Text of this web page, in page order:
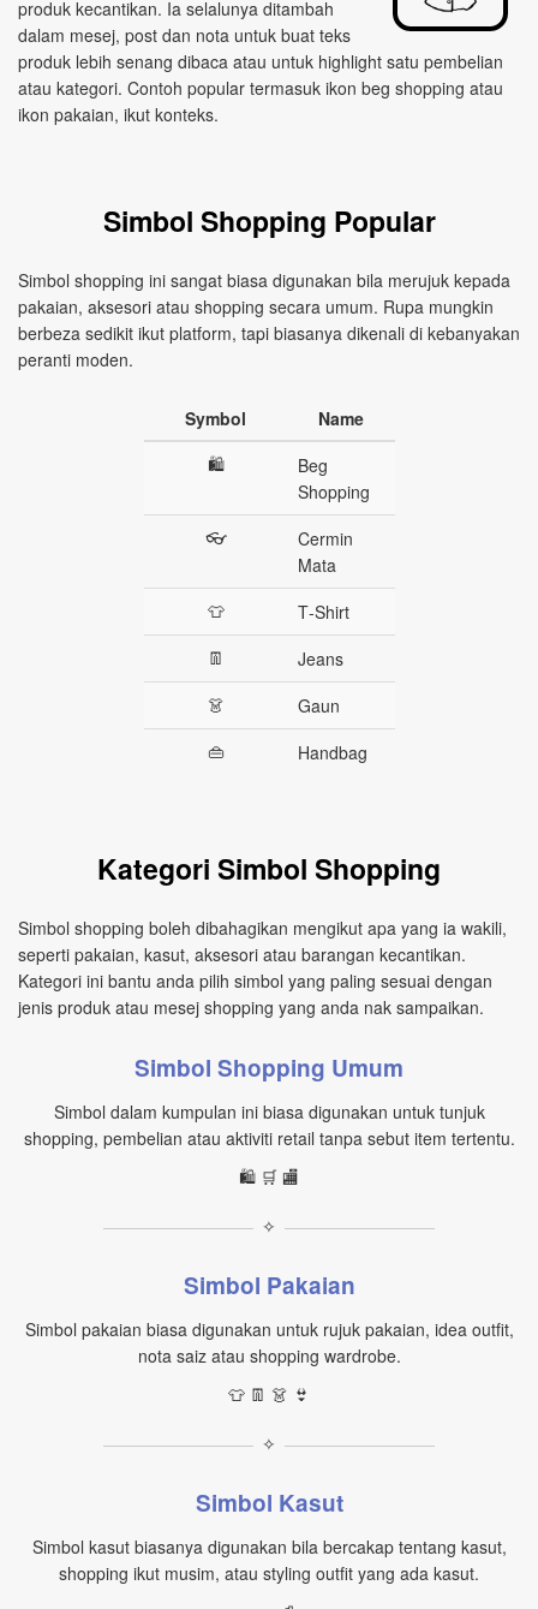
produk kecantikan. Ia selalunya ditambah
dalam mesej, post dan nota untuk buat teks
produk lebih senang dibaca atau untuk highlight satu pembelian
atau kategori. Contoh popular termasuk ikon beg shopping atau
ikon pakaian, ikut konteks.
Simbol Shopping Popular
Simbol shopping ini sangat biasa digunakan bila merujuk kepada
pakaian, aksesori atau shopping secara umum. Rupa mungkin
berbeza sedikit ikut platform, tapi biasanya dikenali di kebanyakan
peranti moden.
Symbol
Name
🛍️
Beg
Shopping
👓
Cermin
Mata
👕
T‑Shirt
👖
Jeans
👗
Gaun
👜
Handbag
Kategori Simbol Shopping
Simbol shopping boleh dibahagikan mengikut apa yang ia wakili,
seperti pakaian, kasut, aksesori atau barangan kecantikan.
Kategori ini bantu anda pilih simbol yang paling sesuai dengan
jenis produk atau mesej shopping yang anda nak sampaikan.
Simbol Shopping Umum
Simbol dalam kumpulan ini biasa digunakan untuk tunjuk
shopping, pembelian atau aktiviti retail tanpa sebut item tertentu.
🛍️ 🛒 🏬
✧
Simbol Pakaian
Simbol pakaian biasa digunakan untuk rujuk pakaian, idea outfit,
nota saiz atau shopping wardrobe.
👕 👖 👗 👙
✧
Simbol Kasut
Simbol kasut biasanya digunakan bila bercakap tentang kasut,
shopping ikut musim, atau styling outfit yang ada kasut.